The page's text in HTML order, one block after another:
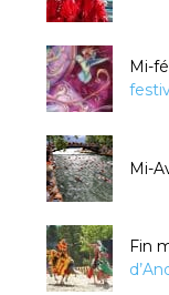
Mi-
Mi-
Fin